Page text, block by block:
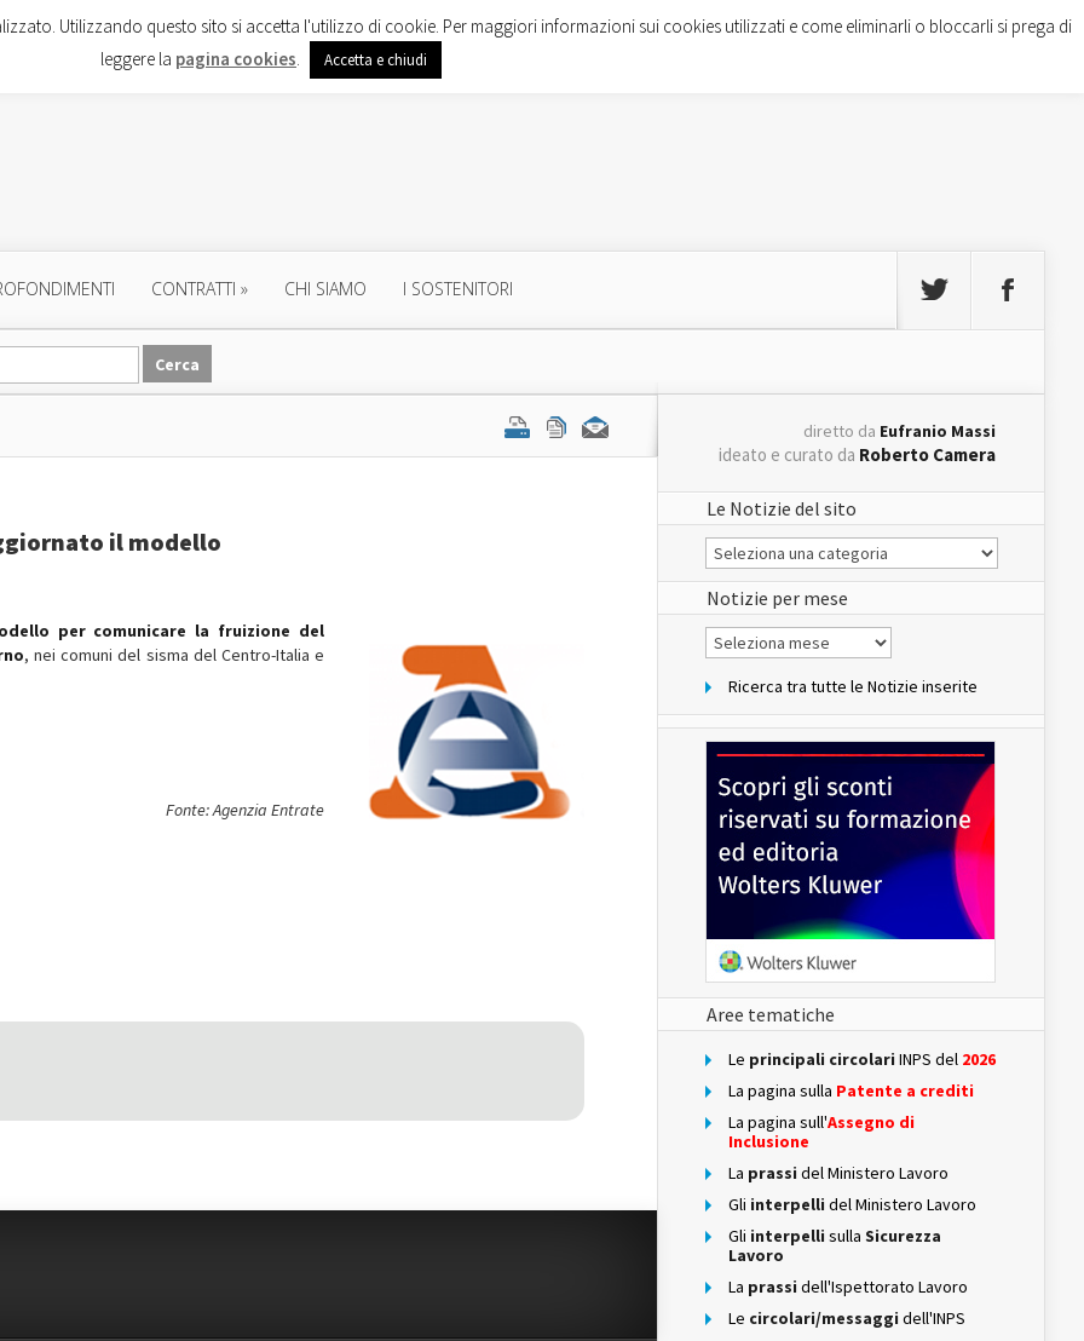
CONTRATTI » CHI SIAMO I SOSTENITORI
il modello
per comunicare la fruizione del
, nei comuni del sisma del Centro-Italia e
Fonte: Agenzia Entrate
diretto da Eufranio Massi
ideato e curato da Roberto Camera
Le Notizie del sito
Le
Notizie
del
sito
Notizie per mese
Notizie
per
Ricerca tra tutte le Notizie inserite
Aree tematiche
Le principali circolari INPS del 2026
La pagina sulla Patente a crediti
La pagina sull'Assegno di
Inclusione
La prassi del Ministero Lavoro
Gli interpelli del Ministero Lavoro
Gli interpelli sulla Sicurezza
Lavoro
La prassi dell'Ispettorato Lavoro
Le circolari/messaggi dell'INPS
Utilizzando questo sito si accetta l'utilizzo di cookie. Per maggiori informazioni sui cookies utilizzati e come eliminarli o bloccarli si prega di
leggere la pagina cookies. Accetta e chiudi